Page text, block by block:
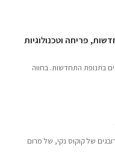
פריחה וטכנולוגיות
בתנופת התחדשות. בחווה
של קוקוס נקי, של מרום